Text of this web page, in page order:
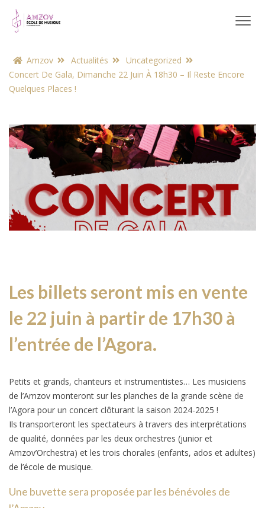
Amzov Actualités
Uncategorized
Concert De Gala, Dimanche 22 Juin À 18h30 – Il Reste Encore
Quelques Places !
Les billets seront mis en vente
le 22 juin à partir de 17h30 à
l’entrée de l’Agora.
Petits et grands, chanteurs et instrumentistes… Les musiciens
de l’Amzov monteront sur les planches de la grande scène de
l’Agora pour un concert clôturant la saison 2024-2025 !
Ils transporteront les spectateurs à travers des interprétations
de qualité, données par les deux orchestres (junior et
Amzov’Orchestra) et les trois chorales (enfants, ados et adultes)
de l’école de musique.
Une buvette sera proposée par les bénévoles de